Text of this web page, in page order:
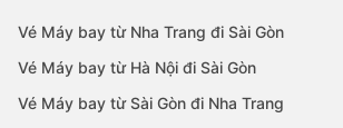
Vé Máy bay từ Nha Trang đi Sài Gòn
Vé Máy bay từ Hà Nội đi Sài Gòn
Vé Máy bay từ Sài Gòn đi Nha Trang